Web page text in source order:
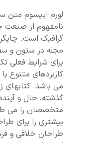
لورم ایپسوم متن
نامفهوم از صنعت
گرافیک است.
مجله در ستون و
برای شرایط فعلی
کاربردهای متنوع
می باشد.
گذشته، حال و
متخصصان را می
بیشتری را برای
طراحان خلاقی و